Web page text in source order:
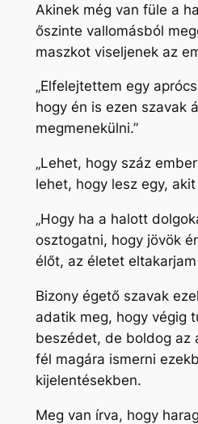
SHARE
LINK
EMBED
Akinek még van füle a
őszinte vallomásból
maszkot viseljenek az
„Elfelejtettem egy
hogy én is ezen szavak
megmenekülni.”
„Lehet, hogy száz
lehet, hogy lesz egy,
„Hogy ha a halott
osztogatni, hogy jövök
élőt, az életet eltakarjam
Bizony égető szavak
adatik meg, hogy végig
beszédet, de boldog az
fél magára ismerni
kijelentésekben.
Meg van írva, hogy